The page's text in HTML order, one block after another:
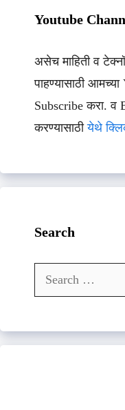
Youtube
असेच माहिती व
पाहण्यासाठी
Subscribe करा. व
करण्यासाठीयेथे
Search
Search
for: